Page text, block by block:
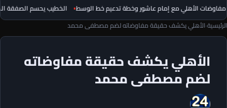
الأهلي مع إمام عاشور وخطة تدعيم خط الوسط
الخطيب يحسم الصفقة
الرئيسية›الأهلي يكشف حقيقة مفاوضاته لضم مصطفى محمد
الأهلي يكشف حقيقة مفاوضاته
لضم مصطفى محمد